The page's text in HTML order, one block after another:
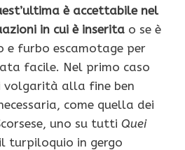
è accettabile nel
in cui è inserita o se è
e furbo escamotage per
facile. Nel primo caso
volgarità alla fine ben
come quella dei
uno su tutti Quei
turpiloquio in gergo